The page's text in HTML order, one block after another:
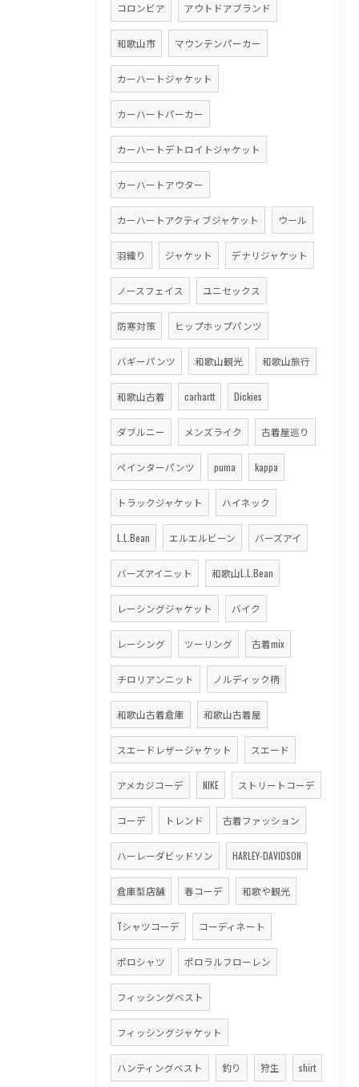
コロンビア アウトドアブランド
和歌山市 マウンテンパーカー
カーハートジャケット
カーハートパーカー
カーハートデトロイトジャケット
カーハートアウター
カーハートアクティブジャケット ウール
羽織り ジャケット デナリジャケット
ノースフェイス ユニセックス
防寒対策 ヒップホップパンツ
バギーパンツ 和歌山観光 和歌山旅行
和歌山古着 carhartt Dickies
ダブルニー メンズライク 古着屋巡り
ペインターパンツ puma kappa
トラックジャケット ハイネック
L.L.Bean エルエルビーン バーズアイ
バーズアイニット 和歌山L.L.Bean
レーシングジャケット バイク
レーシング ツーリング 古着mix
チロリアンニット ノルディック柄
和歌山古着倉庫 和歌山古着屋
スエードレザージャケット スエード
アメカジコーデ NIKE ストリートコーデ
コーデ トレンド 古着ファッション
ハーレーダビッドソン HARLEY-DAVIDSON
倉庫型店舗 春コーデ 和歌や観光
Tシャツコーデ コーディネート
ポロシャツ ポロラルフローレン
フィッシングベスト
フィッシングジャケット
ハンティングベスト 釣り 狩生 shirt